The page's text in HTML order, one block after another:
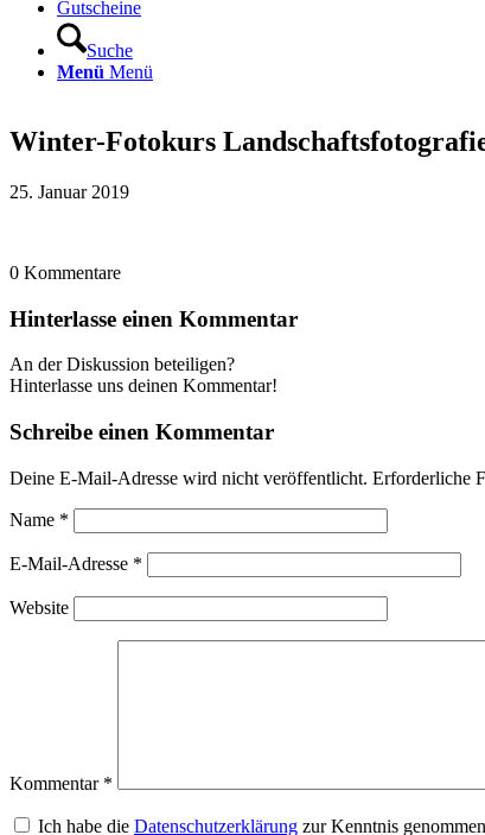
Gutscheine
Suche
Menü Menü
Winter-Fotokurs
25. Januar 2019
0 Kommentare
Hinterlasse einen Kommentar
An der Diskussion beteiligen?
Hinterlasse uns deinen Kommentar!
Schreibe einen Kommentar
Deine E-Mail-Adresse wird nicht veröffentlicht. Erforderliche
Name *
E-Mail-Adresse *
Website
Kommentar *
Ich habe die Datenschutzerklärung zur Kenntnis